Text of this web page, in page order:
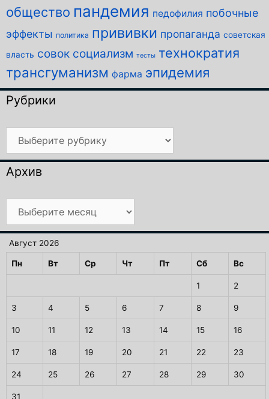
общество пандемия педофилия побочные
эффекты политика прививки пропаганда советская
власть совок социализм тесты технократия
трансгуманизм фарма эпидемия
Рубрики
Архив
Август 2026
Пн Вт Ср Чт Пт Сб Вс
1 2
3 4 5 6 7 8 9
10 11 12 13 14 15 16
17 18 19 20 21 22 23
24 25 26 27 28 29 30
31